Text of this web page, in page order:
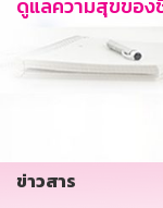
บริการทางกา
อื่นๆ
ข่าวสาร